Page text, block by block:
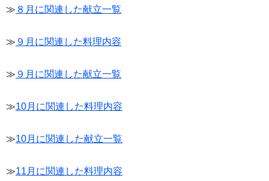
≫ ８月に関連した献立一覧
≫ ９月に関連した料理内容
≫ ９月に関連した献立一覧
≫10月に関連した料理内容
≫10月に関連した献立一覧
≫11月に関連した料理内容